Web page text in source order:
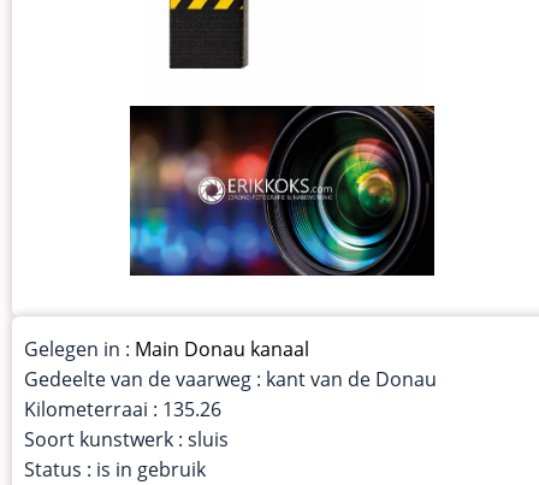
Gelegen in : Main Donau kanaal
Gedeelte van de vaarweg : kant van de Donau
Kilometerraai : 135.26
Soort kunstwerk : sluis
Status : is in gebruik